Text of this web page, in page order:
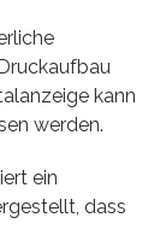
kann
werden.
ein
dass